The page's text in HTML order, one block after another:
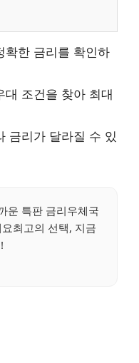
확한 금리를 확인하
대 조건을 찾아 최대
금리가 달라질 수 있
운 특판 금리우체국
최고의 선택, 지금